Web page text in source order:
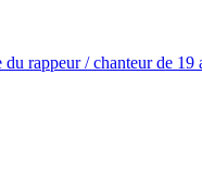
rappeur / chanteur de